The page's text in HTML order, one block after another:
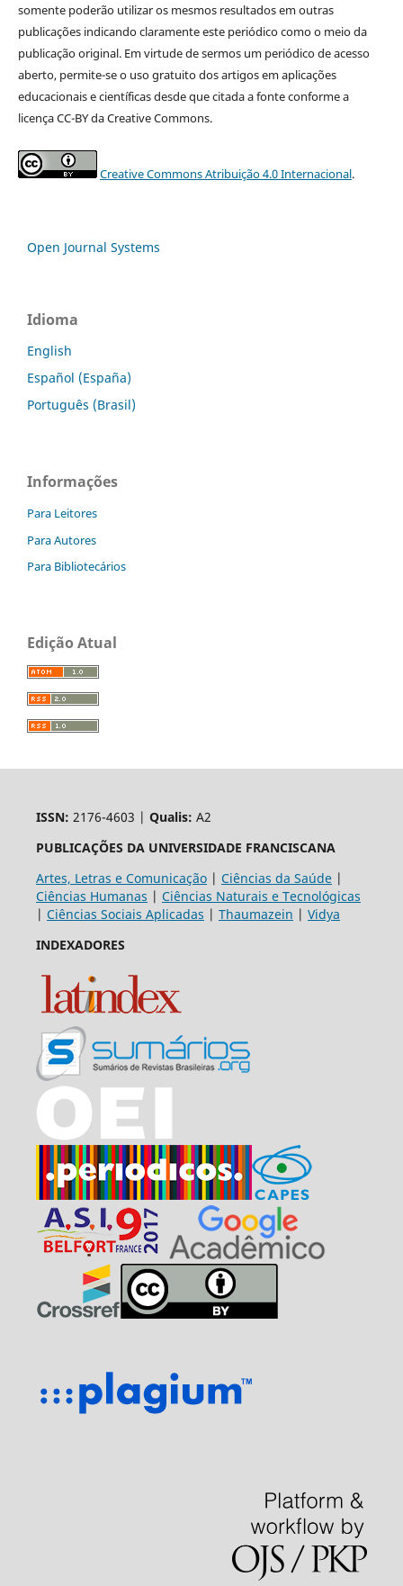
somente poderão utilizar os mesmos resultados em outras
publicações indicando claramente este periódico como o meio da
publicação original. Em virtude de sermos um periódico de acesso
aberto, permite-se o uso gratuito dos artigos em aplicações
educacionais e científicas desde que citada a fonte conforme a
licença CC-BY da Creative Commons.
Creative Commons Atribuição 4.0 Internacional.
Open Journal Systems
Idioma
English
Español (España)
Português (Brasil)
Informações
Para Leitores
Para Autores
Para Bibliotecários
Edição Atual
ISSN: 2176-4603 | Qualis: A2
PUBLICAÇÕES DA UNIVERSIDADE FRANCISCANA
Artes, Letras e Comunicação| Ciências da Saúde|
Ciências Humanas | Ciências Naturais e Tecnológicas
| Ciências Sociais Aplicadas | Thaumazein | Vidya
INDEXADORES